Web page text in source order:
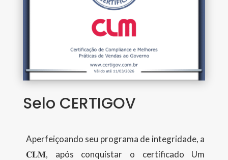
Selo CERTIGOV
Aperfeiçoando seu programa de integridade, a
𝐂𝐋𝐌, após conquistar o certificado Um